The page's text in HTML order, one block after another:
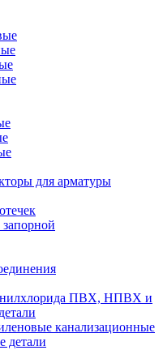
для арматуры
ПВХ, НПВХ и
канализационные
детали